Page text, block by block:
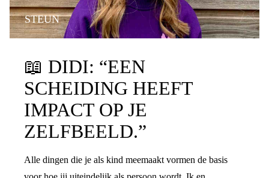
STEUN
📖 DIDI: “EEN
SCHEIDING HEEFT
IMPACT OP JE
ZELFBEELD.”
Alle dingen die je als kind meemaakt vormen de basis